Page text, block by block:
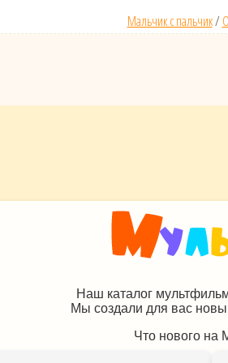
Мальчик с пальчик/
Наш каталог
Мы создали для вас
Что нового на